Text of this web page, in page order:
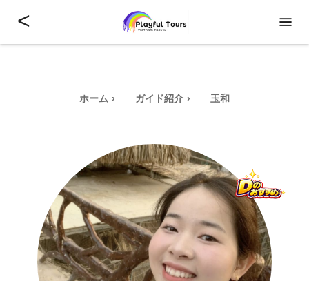
<
ホーム ガイド紹介 玉和